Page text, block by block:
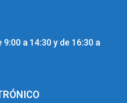
a 14:30 y de 16:30 a